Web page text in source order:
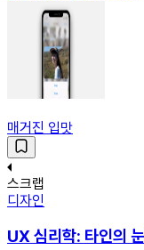
매거진 입맛
스크랩
디자인
UX 심리학: 타인의